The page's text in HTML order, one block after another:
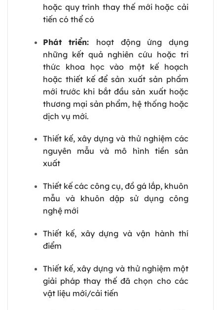
hoặc quy trình thay thế mới hoặc cải
tiến có thể có
Phát triển: hoạt động ứng dụng
những kết quả nghiên cứu hoặc tri
thức khoa học vào một kế hoạch
hoặc thiết kế để sản xuất sản phẩm
mới trước khi bắt đầu sản xuất hoặc
thương mại sản phẩm, hệ thống hoặc
dịch vụ mới.
Thiết kế, xây dựng và thử nghiệm các
nguyên mẫu và mô hình tiền sản
xuất
Thiết kế các công cụ, đồ gá lắp, khuôn
mẫu và khuôn dập sử dụng công
nghệ mới
Thiết kế, xây dựng và vận hành thí
điểm
Thiết kế, xây dựng và thử nghiệm một
giải pháp thay thế đã chọn cho các
vật liệu mới/cải tiến